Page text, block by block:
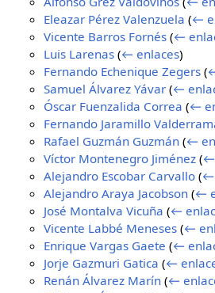
Eleazar Pérez Valenzuela (←
Vicente Barros Fornés (←
Luis Larenas (← enlaces)
Fernando Echenique Zegers (
Samuel Álvarez Yávar (←
Óscar Fuenzalida Correa (←
Fernando Jaramillo
Rafael Guzmán Guzmán (←
Víctor Montenegro Jiménez (←
Alejandro Escobar Carvallo (←
Alejandro Araya Jacobson (←
José Montalva Vicuña (←
Vicente Labbé Meneses (←
Enrique Vargas Gaete (←
Jorje Gazmuri Gatica (←
Renán Álvarez Marín (←